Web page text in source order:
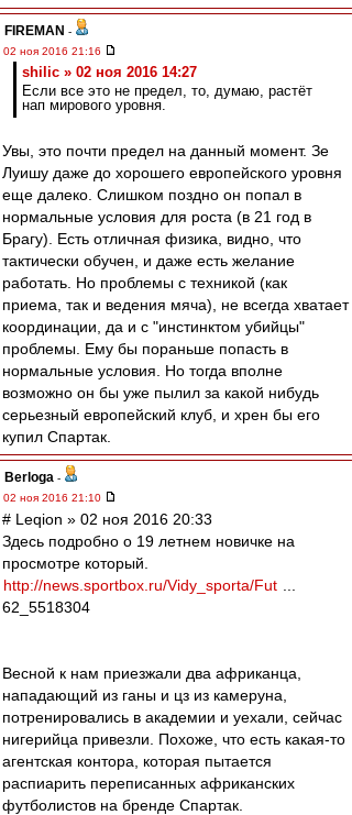
FIREMAN -
02 ноя 2016 21:16
shilic » 02 ноя 2016 14:27
Если все это не предел, то, думаю, растёт
нап мирового уровня.
Увы, это почти предел на данный момент. Зе
Луишу даже до хорошего европейского уровня
еще далеко. Слишком поздно он попал в
нормальные условия для роста (в 21 год в
Брагу). Есть отличная физика, видно, что
тактически обучен, и даже есть желание
работать. Но проблемы с техникой (как
приема, так и ведения мяча), не всегда хватает
координации, да и с "инстинктом убийцы"
проблемы. Ему бы пораньше попасть в
нормальные условия. Но тогда вполне
возможно он бы уже пылил за какой нибудь
серьезный европейский клуб, и хрен бы его
купил Спартак.
Berloga -
02 ноя 2016 21:10
# Leqion » 02 ноя 2016 20:33
Здесь подробно о 19 летнем новичке на
просмотре который.
http://news.sportbox.ru/Vidy_sporta/Fut
62_5518304
Весной к нам приезжали два африканца,
нападающий из ганы и цз из камеруна,
потренировались в академии и уехали, сейчас
нигерийца привезли. Похоже, что есть какая-то
агентская контора, которая пытается
распиарить переписанных африканских
футболистов на бренде Спартак.